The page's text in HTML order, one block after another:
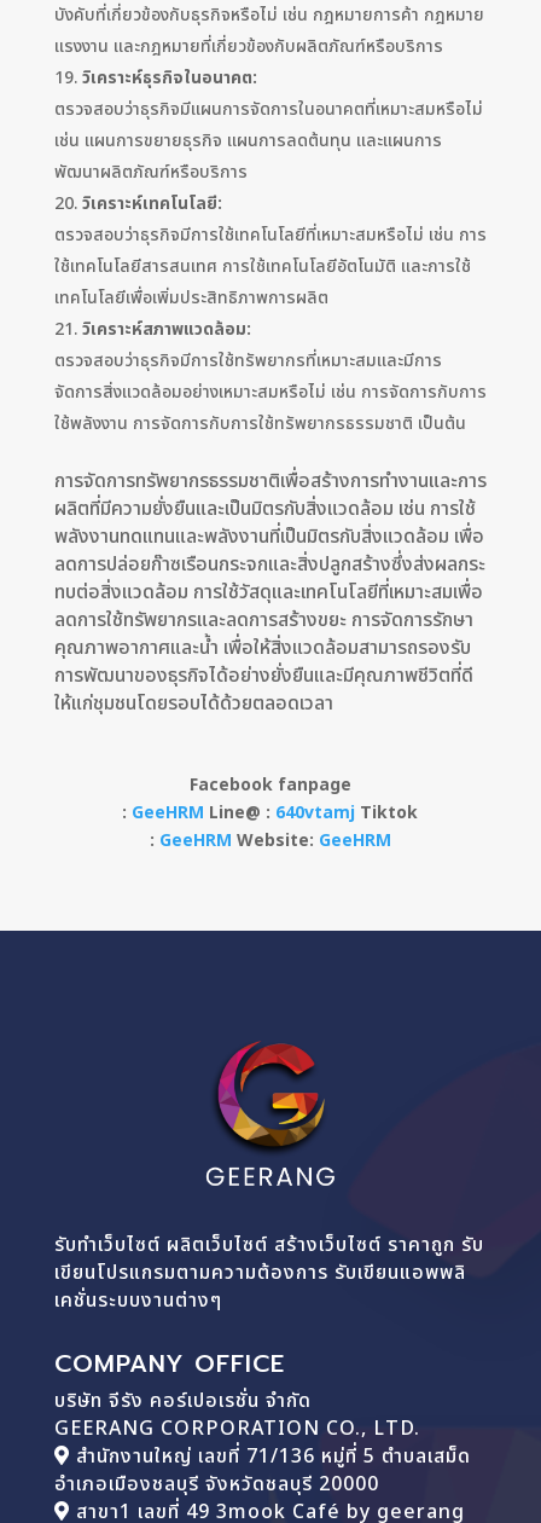
บังคับที่เกี่ยวข้องกับธุรกิจหรือไม่ เช่น กฎหมายการค้า กฎหมาย
แรงงาน และกฎหมายที่เกี่ยวข้องกับผลิตภัณฑ์หรือบริการ
วิเคราะห์ธุรกิจในอนาคต:
ตรวจสอบว่าธุรกิจมีแผนการจัดการในอนาคตที่เหมาะสมหรือไม่
เช่น แผนการขยายธุรกิจ แผนการลดต้นทุน และแผนการ
พัฒนาผลิตภัณฑ์หรือบริการ
วิเคราะห์เทคโนโลยี:
ตรวจสอบว่าธุรกิจมีการใช้เทคโนโลยีที่เหมาะสมหรือไม่ เช่น การ
ใช้เทคโนโลยีสารสนเทศ การใช้เทคโนโลยีอัตโนมัติ และการใช้
เทคโนโลยีเพื่อเพิ่มประสิทธิภาพการผลิต
วิเคราะห์สภาพแวดล้อม:
ตรวจสอบว่าธุรกิจมีการใช้ทรัพยากรที่เหมาะสมและมีการ
จัดการสิ่งแวดล้อมอย่างเหมาะสมหรือไม่ เช่น การจัดการกับการ
ใช้พลังงาน การจัดการกับการใช้ทรัพยากรธรรมชาติ เป็นต้น
การจัดการทรัพยากรธรรมชาติเพื่อสร้างการทำงานและการ
ผลิตที่มีความยั่งยืนและเป็นมิตรกับสิ่งแวดล้อม เช่น การใช้
พลังงานทดแทนและพลังงานที่เป็นมิตรกับสิ่งแวดล้อม เพื่อ
ลดการปล่อยก๊าซเรือนกระจกและสิ่งปลูกสร้างซึ่งส่งผลกระ
ทบต่อสิ่งแวดล้อม การใช้วัสดุและเทคโนโลยีที่เหมาะสมเพื่อ
ลดการใช้ทรัพยากรและลดการสร้างขยะ การจัดการรักษา
คุณภาพอากาศและน้ำ เพื่อให้สิ่งแวดล้อมสามารถรองรับ
การพัฒนาของธุรกิจได้อย่างยั่งยืนและมีคุณภาพชีวิตที่ดี
ให้แก่ชุมชนโดยรอบได้ด้วยตลอดเวลา
Facebook fanpage
: GeeHRM Line@ : 640vtamj Tiktok
: GeeHRM Website: GeeHRM
รับทำเว็บไซต์ ผลิตเว็บไซต์ สร้างเว็บไซต์ ราคาถูก รับ
เขียนโปรแกรมตามความต้องการ รับเขียนแอพพลิ
เคชั่นระบบงานต่างๆ
COMPANY OFFICE
บริษัท จีรัง คอร์เปอเรชั่น จำกัด
GEERANG CORPORATION CO., LTD.
สำนักงานใหญ่ เลขที่ 71/136 หมู่ที่ 5 ตำบลเสม็ด
อำเภอเมืองชลบุรี จังหวัดชลบุรี 20000
สาขา1 เลขที่ 49 3mook Café by geerang